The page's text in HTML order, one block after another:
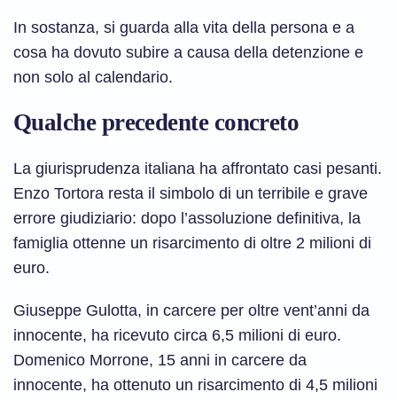
In sostanza, si guarda alla vita della persona e a
cosa ha dovuto subire a causa della detenzione e
non solo al calendario.
Qualche precedente concreto
La giurisprudenza italiana ha affrontato casi pesanti.
Enzo Tortora resta il simbolo di un terribile e grave
errore giudiziario: dopo l’assoluzione definitiva, la
famiglia ottenne un risarcimento di oltre 2 milioni di
euro.
Giuseppe Gulotta, in carcere per oltre vent’anni da
innocente, ha ricevuto circa 6,5 milioni di euro.
Domenico Morrone, 15 anni in carcere da
innocente, ha ottenuto un risarcimento di 4,5 milioni